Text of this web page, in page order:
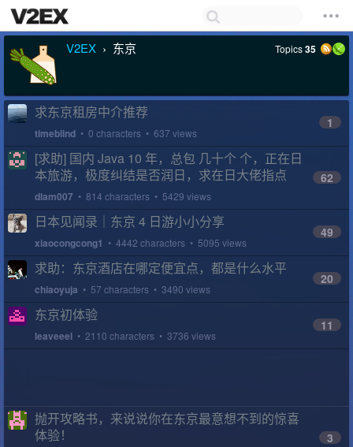
V2EX › 东京 Topics35
求东京租房中介推荐
timeblind • 0 characters • 637 views
1
[求助] 国内 Java 10 年，总包 几十个 个，正在日
本旅游，极度纠结是否润日，求在日大佬指点
dlam007 • 814 characters • 5429 views
62
日本见闻录｜东京 4 日游小小分享
xiaocongcong1 • 4442 characters • 5095 views
49
求助：东京酒店在哪定便宜点，都是什么水平
chiaoyuja • 57 characters • 3490 views
20
东京初体验
leaveeel • 2110 characters • 3736 views
11
抛开攻略书，来说说你在东京最意想不到的惊喜
体验！
3